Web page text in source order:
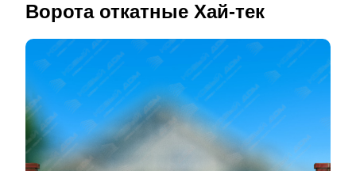
Ворота откатные Хай-тек